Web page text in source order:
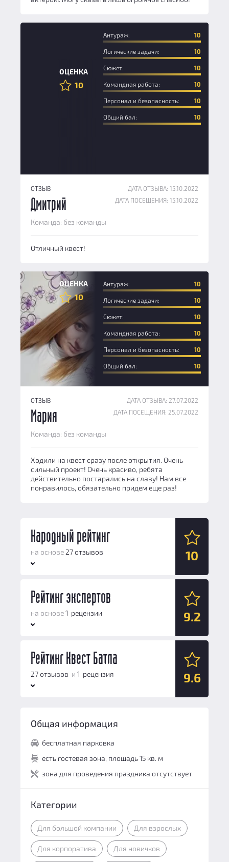
ОЦЕНКА
10
Антураж: 10
Логические задачи: 10
Сюжет: 10
Командная работа: 10
Персонал и безопасность: 10
Общий бал: 10
ОТЗЫВ
ДАТА ОТЗЫВА: 15.10.2022
ДАТА ПОСЕЩЕНИЯ: 15.10.2022
Дмитрий
Команда: без команды
Отличный квест!
ОЦЕНКА
10
Специалист
Антураж: 10
Логические задачи: 10
Сюжет: 10
Командная работа: 10
Персонал и безопасность: 10
Общий бал: 10
ОТЗЫВ
ДАТА ОТЗЫВА: 27.07.2022
ДАТА ПОСЕЩЕНИЯ: 25.07.2022
Мария
Команда: без команды
Ходили на квест сразу после открытия. Очень
сильный проект! Очень красиво, ребята
действительно постарались на славу! Нам все
понравилось, обязательно придем еще раз!
Народный рейтинг
на основе 27 отзывов 10
Антураж: 10
Логические задачи:
Сюжет:
Персонал и безопасность: 10
Общий балл: 10
Рейтинг экспертов
на основе1 рецензии 9.2
Антураж: 10
Логические задачи:
Сюжет:
Персонал и безопасность:
Рейтинг Квест Батла
27 отзывов и 1 рецензия 9.6
Общая информация
бесплатная парковка
есть гостевая зона, площадь 15 кв. м
зона для проведения праздника отсутствует
Категории
Для большой компании Для взрослых
Для корпоратива Для новичков